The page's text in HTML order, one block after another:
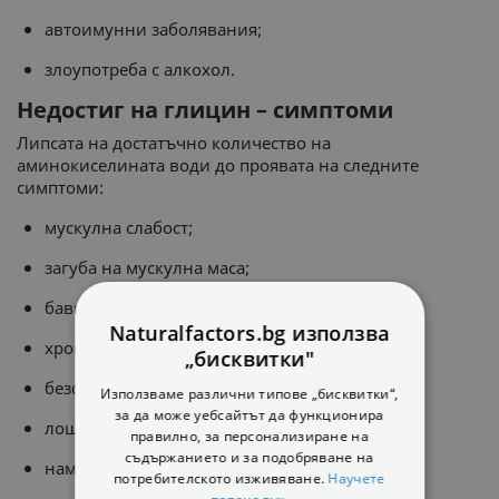
автоимунни заболявания;
злоупотреба с алкохол.
Недостиг на глицин – симптоми
Липсата на достатъчно количество на
аминокиселината води до проявата на следните
симптоми:
мускулна слабост;
загуба на мускулна маса;
бавно възстановяване след натоварване;
хронична умора;
безсъние;
лоша памет;
намален имунитет;
Naturalfactors.bg използва
„бисквитки"
Използваме различни типове „бисквитки“,
за да може уебсайтът да функционира
правилно, за персонализиране на
съдържанието и за подобряване на
потребителското изживяване. Научете